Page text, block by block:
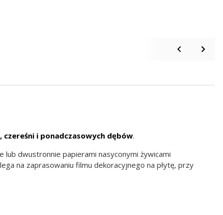
czereśni i ponadczasowych dębów.
dwustronnie papierami nasyconymi żywicami
na zaprasowaniu filmu dekoracyjnego na płytę, przy